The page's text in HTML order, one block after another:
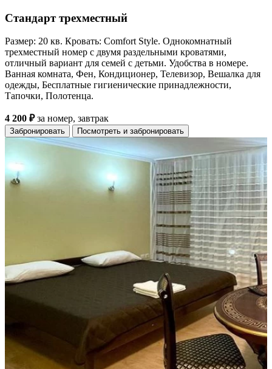
Стандарт трехместный
Размер: 20 кв. Кровать: Comfort Style. Однокомнатный
трехместный номер с двумя раздельными кроватями,
отличный вариант для семей с детьми. Удобства в номере.
Ванная комната, Фен, Кондиционер, Телевизор, Вешалка для
одежды, Бесплатные гигиенические принадлежности,
Тапочки, Полотенца.
4 200 ₽за номер, завтрак
Забронировать Посмотреть и забронировать